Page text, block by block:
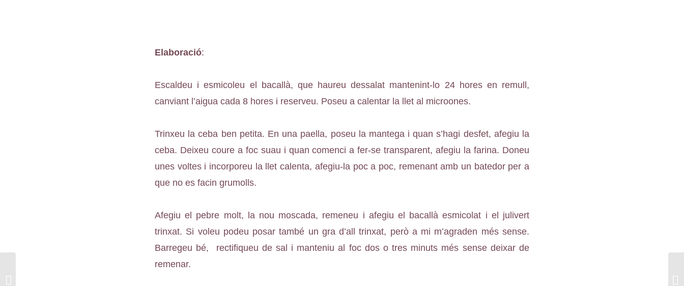
Elaboració:
Escaldeu i esmicoleu el bacallà, que haureu dessalat mantenint-lo 24 hores en remull,
canviant l’aigua cada 8 hores i reserveu. Poseu a calentar la llet al microones.
Trinxeu la ceba ben petita. En una paella, poseu la mantega i quan s’hagi desfet, afegiu la
ceba. Deixeu coure a foc suau i quan comenci a fer-se transparent, afegiu la farina. Doneu
unes voltes i incorporeu la llet calenta, afegiu-la poc a poc, remenant amb un batedor per a
que no es facin grumolls.
Afegiu el pebre molt, la nou moscada, remeneu i afegiu el bacallà esmicolat i el julivert
trinxat. Si voleu podeu posar també un gra d’all trinxat, però a mi m’agraden més sense.
Barregeu bé, rectifiqueu de sal i manteniu al foc dos o tres minuts més sense deixar de
remenar.